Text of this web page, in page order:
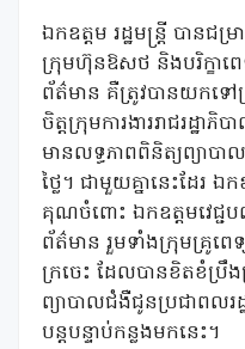
ឯកឧត្តម រដ្ឋមន្ត្រី បាន
ក្រុមហ៊ុនឱសថ និងបរិក្ខា
ព័ត៌មាន គឺត្រូវបានយកទៅ
ចិត្តក្រុមការងាររាជរដ្ឋាភិ
មានលទ្ធភាពពិនិត្យព្យាប
ថ្លៃ។ ជាមួយគ្នានេះដែរ ឯ
គុណចំពោះ ឯកឧត្តមវេជ្
ព័ត៌មាន រួមទាំងក្រុមគ្រូពេទ្
ក្រចេះ ដែលបានខិតខំប្រឹង
ព្យាបាលជំងឺជូនប្រជាពលរ
បន្តបន្ទាប់កន្លងមកនេះ។